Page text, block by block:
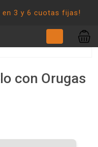
en 3 y 6 cuotas fijas!
con Orugas